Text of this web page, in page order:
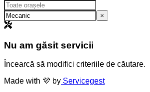
×
Nu am găsit servicii
Încearcă să modifici criteriile de căutare.
Made with 💜 by Servicegest